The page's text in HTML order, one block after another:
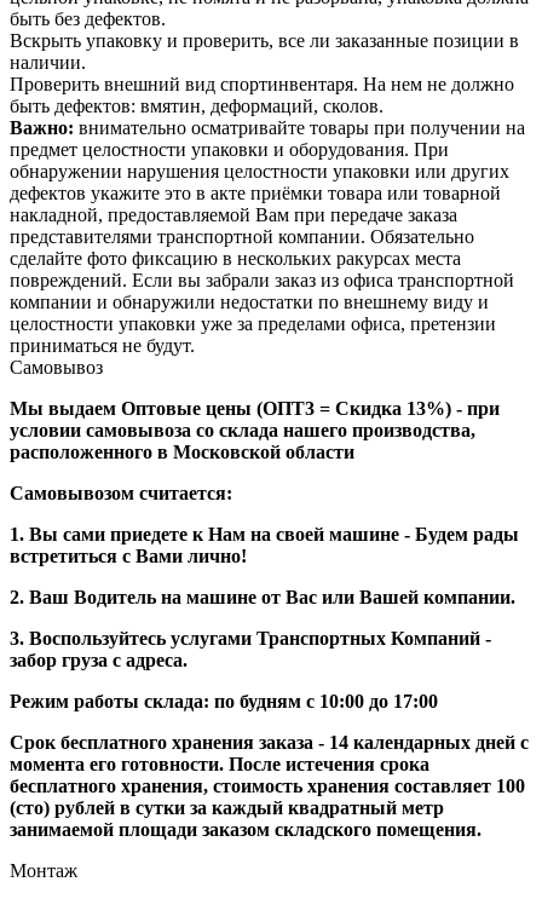
быть без дефектов.
Вскрыть упаковку и проверить, все ли заказанные позиции в
наличии.
Проверить внешний вид спортинвентаря. На нем не должно
быть дефектов: вмятин, деформаций, сколов.
Важно: внимательно осматривайте товары при получении на
предмет целостности упаковки и оборудования. При
обнаружении нарушения целостности упаковки или других
дефектов укажите это в акте приёмки товара или товарной
накладной, предоставляемой Вам при передаче заказа
представителями транспортной компании. Обязательно
сделайте фото фиксацию в нескольких ракурсах места
повреждений. Если вы забрали заказ из офиса транспортной
компании и обнаружили недостатки по внешнему виду и
целостности упаковки уже за пределами офиса, претензии
приниматься не будут.
Самовывоз
Мы выдаем Оптовые цены (ОПТ3 = Скидка 13%) - при
условии самовывоза со склада нашего производства,
расположенного в Московской области
Самовывозом считается:
1. Вы сами приедете к Нам на своей машине - Будем рады
встретиться с Вами лично!
2. Ваш Водитель на машине от Вас или Вашей компании.
3. Воспользуйтесь услугами Транспортных Компаний -
забор груза с адреса.
Режим работы склада: по будням с 10:00 до 17:00
Срок бесплатного хранения заказа - 14 календарных дней с
момента его готовности. После истечения срока
бесплатного хранения, стоимость хранения составляет 100
(сто) рублей в сутки за каждый квадратный метр
занимаемой площади заказом складского помещения.
Монтаж